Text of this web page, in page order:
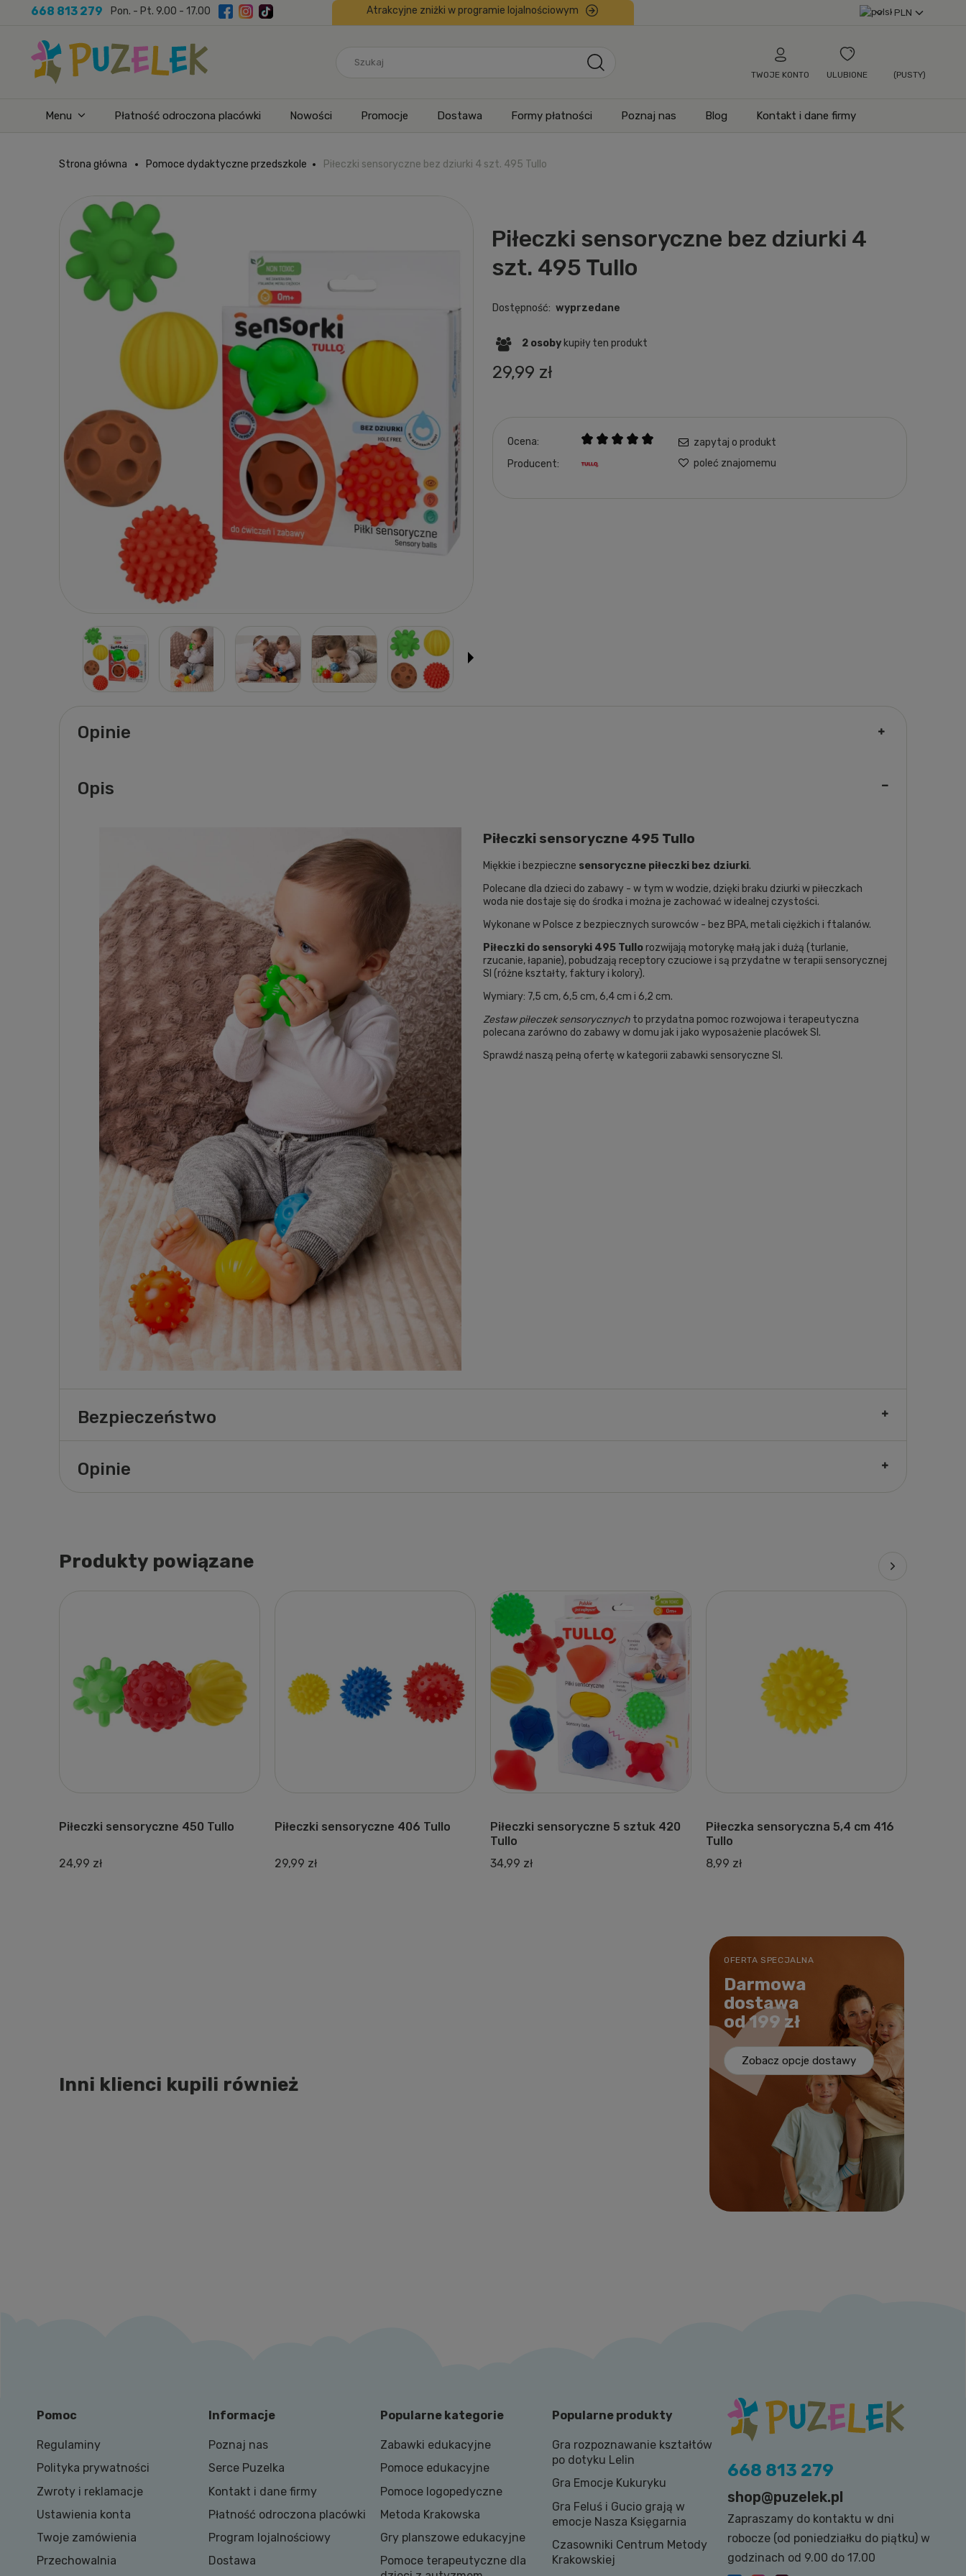
668 813 279 Pon. - Pt. 9.00 - 17.00 Atrakcyjne zniżki w programie lojalnościowym
TWOJE KONTO ULUBIONE (PUSTY)
Menu Płatność odroczona placówki Nowości Promocje Dostawa Formy płatności Poznaj nas Blog Kontakt i dane firmy
Strona główna Pomoce dydaktyczne przedszkole Piłeczki sensoryczne bez dziurki 4 szt. 495 Tullo
Piłeczki sensoryczne bez dziurki 4
szt. 495 Tullo
Dostępność: wyprzedane
2 osobykupiły ten produkt
29,99 zł
Ocena:
Producent:
zapytaj o produkt
poleć znajomemu
Opinie
Opis
Piłeczki sensoryczne 495 Tullo
Miękkie i bezpieczne sensoryczne piłeczki bez dziurki.
Polecane dla dzieci do zabawy - w tym w wodzie, dzięki braku dziurki w piłeczkach
woda nie dostaje się do środka i można je zachować w idealnej czystości.
Wykonane w Polsce z bezpiecznych surowców - bez BPA, metali ciężkich i ftalanów.
Piłeczki do sensoryki 495 Tullorozwijają motorykę małą jak i dużą (turlanie,
rzucanie, łapanie), pobudzają receptory czuciowe i są przydatne w terapii sensorycznej
SI (różne kształty, faktury i kolory).
Wymiary: 7,5 cm, 6,5 cm, 6,4 cm i 6,2 cm.
Zestaw piłeczek sensorycznych to przydatna pomoc rozwojowa i terapeutyczna
polecana zarówno do zabawy w domu jak i jako wyposażenie placówek SI.
Sprawdź naszą pełną ofertę w kategorii zabawki sensoryczne SI .
Bezpieczeństwo
Opinie
Produkty powiązane
Piłeczki sensoryczne 450 Tullo
24,99 zł
Piłeczki sensoryczne 406 Tullo
29,99 zł
Piłeczki sensoryczne 5 sztuk 420
Tullo
34,99 zł
Piłeczka sensoryczna 5,4 cm 416
Tullo
8,99 zł
Inni klienci kupili również
OFERTA SPECJALNA
Darmowa
dostawa
od 199 zł
Zobacz opcje dostawy
Pomoc
Regulaminy
Polityka prywatności
Zwroty i reklamacje
Ustawienia konta
Twoje zamówienia
Przechowalnia
Informacje
Poznaj nas
Serce Puzelka
Kontakt i dane firmy
Płatność odroczona placówki
Program lojalnościowy
Dostawa
Popularne kategorie
Zabawki edukacyjne
Pomoce edukacyjne
Pomoce logopedyczne
Metoda Krakowska
Gry planszowe edukacyjne
Pomoce terapeutyczne dla
Popularne produkty
Gra rozpoznawanie kształtów
po dotyku Lelin
Gra Emocje Kukuryku
Gra Feluś i Gucio grają w
emocje Nasza Księgarnia
Czasowniki Centrum Metody
Krakowskiej
668 813 279
shop@puzelek.pl
Zapraszamy do kontaktu w dni
robocze (od poniedziałku do piątku) w
godzinach od 9.00 do 17.00